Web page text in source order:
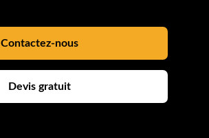
Contactez-nous
Devis gratuit